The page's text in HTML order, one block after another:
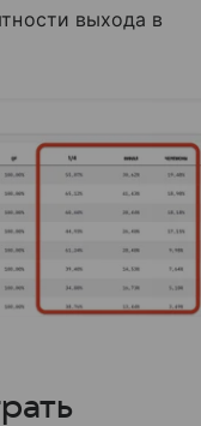
выхода в